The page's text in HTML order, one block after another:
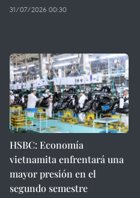
31/07/2026 00:30
HSBC: Economía
vietnamita enfrentará una
mayor presión en el
segundo semestre